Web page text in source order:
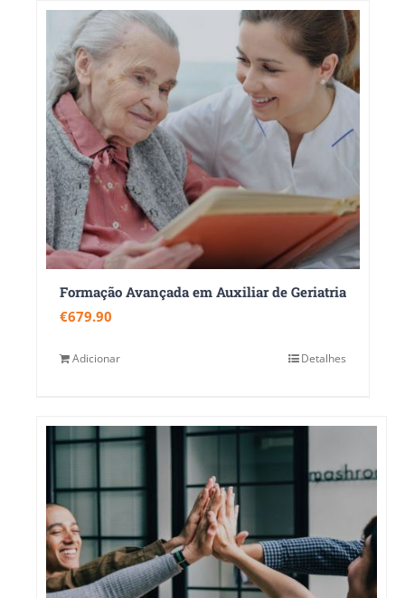
Formação Avançada em Auxiliar de Geriatria
€679.90
Adicionar Detalhes